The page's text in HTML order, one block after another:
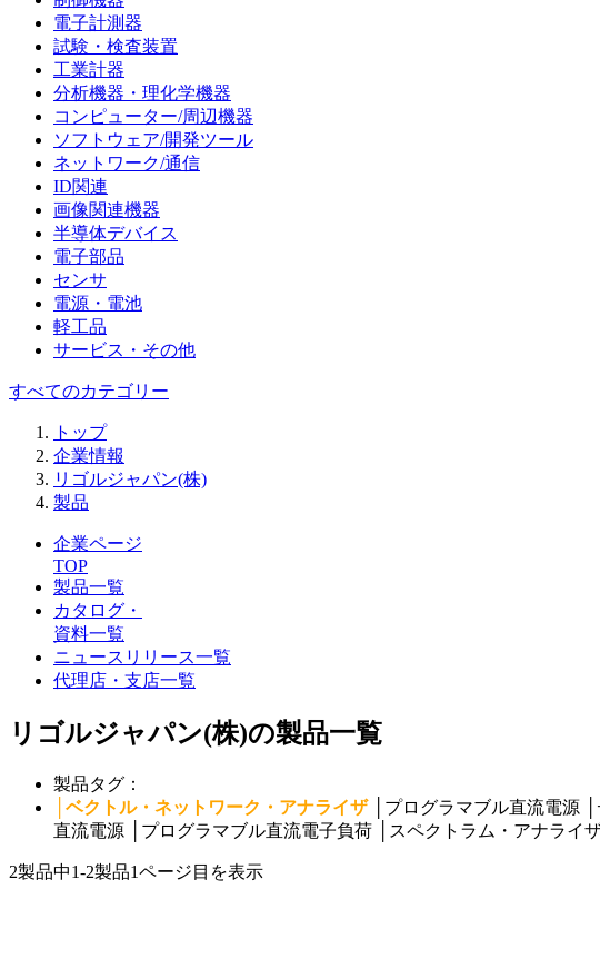
電子計測器
試験・検査装置
工業計器
分析機器・理化学機器
コンピューター/周辺機器
ソフトウェア/開発ツール
ネットワーク/通信
ID関連
画像関連機器
半導体デバイス
電子部品
センサ
電源・電池
軽工品
サービス・その他
すべてのカテゴリー
トップ
企業情報
リゴルジャパン(株)
製品
企業ページ
TOP
製品一覧
カタログ・
資料一覧
ニュースリリース一覧
代理店・支店一覧
リゴルジャパン(株)の製品一覧
製品タグ：
ベクトル・ネットワーク・アナライザ プログラマブル直流電源
直流電源
プログラマブル直流電子負荷 スペクトラム・アナライ
2製品中1-2製品1ページ目を表示